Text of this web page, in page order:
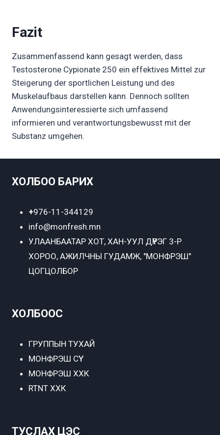
Fazit
Zusammenfassend kann gesagt werden, dass
Testosterone Cypionate 250 ein effektives Mittel zur
Steigerung der sportlichen Leistung und des
Muskelaufbaus darstellen kann. Dennoch sollten
Anwendungsinteressierte sich umfassend
informieren und verantwortungsbewusst mit der
Substanz umgehen.
ХОЛБОО БАРИХ
+976-11-344129
info@monfresh.mn
УЛААНБААТАР ХОТ, ХАН-УУЛ ДҮҮРЭГ 3-Р
ХОРОО, АЖИЛЧНЫ ГУДАМЖ, "МОНФРЭШ"
ЦОГЦОЛБОР
ХОЛБООС
ГРУППЫН ТУХАЙ
МОНФРЭШ СҮҮ
МОНФРЭШ ХХК
RTNT ХХК
ТУСЛАХ ЦЭС